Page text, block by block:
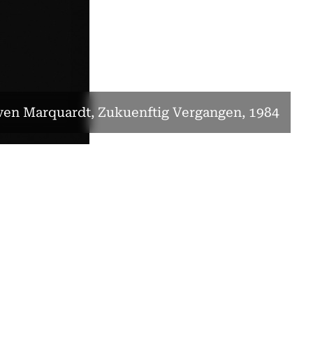
Marquardt, Zukuenftig Vergangen, 1984